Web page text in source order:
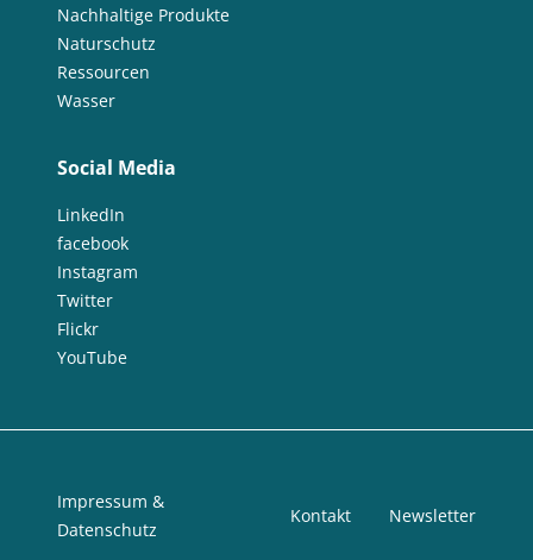
Nachhaltige Produkte
Naturschutz
Ressourcen
Wasser
Social Media
LinkedIn
facebook
Instagram
Twitter
Flickr
YouTube
Impressum &
Datenschutz
Kontakt Newsletter